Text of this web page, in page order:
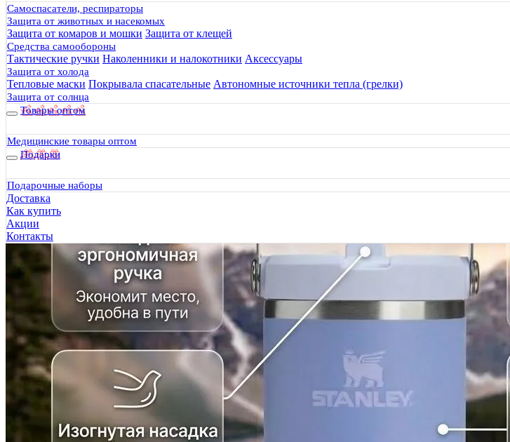
Самоспасатели, респираторы
Защита от животных и насекомых
Защита от комаров и мошки Защита от клещей
Средства самообороны
Тактические ручки Наколенники и налокотники Аксессуары
Защита от холода
Тепловые маски Покрывала спасательные Автономные источники тепла (грелки)
Защита от солнца
Товары оптом
Медицинские товары оптом
Подарки
Подарочные наборы
Доставка
Как купить
Акции
Контакты